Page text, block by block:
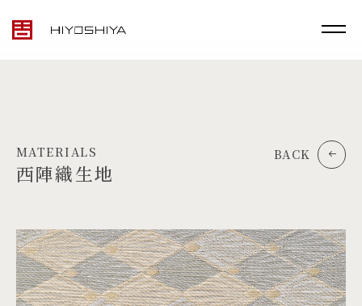
TOP
MATERIALS
MATERIALS
西陣織生地
BACK